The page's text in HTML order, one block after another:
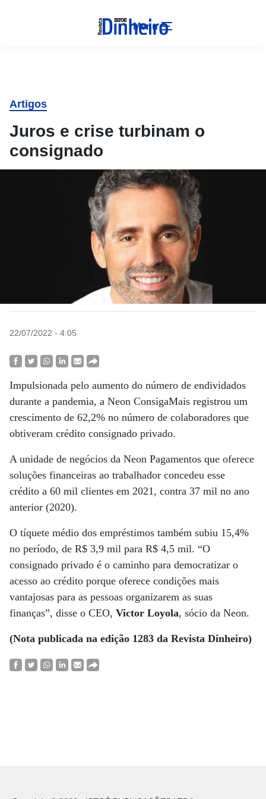
Menu
Artigos
Juros e crise turbinam o
consignado
22/07/2022 - 4:05
Impulsionada pelo aumento do número de endividados
durante a pandemia, a Neon ConsigaMais registrou um
crescimento de 62,2% no número de colaboradores que
obtiveram crédito consignado privado.
A unidade de negócios da Neon Pagamentos que oferece
soluções financeiras ao trabalhador concedeu esse
crédito a 60 mil clientes em 2021, contra 37 mil no ano
anterior (2020).
O tíquete médio dos empréstimos também subiu 15,4%
no período, de R$ 3,9 mil para R$ 4,5 mil. “O
consignado privado é o caminho para democratizar o
acesso ao crédito porque oferece condições mais
vantajosas para as pessoas organizarem as suas
finanças”, disse o CEO, Victor Loyola, sócio da Neon.
(Nota publicada na edição 1283 da Revista Dinheiro)